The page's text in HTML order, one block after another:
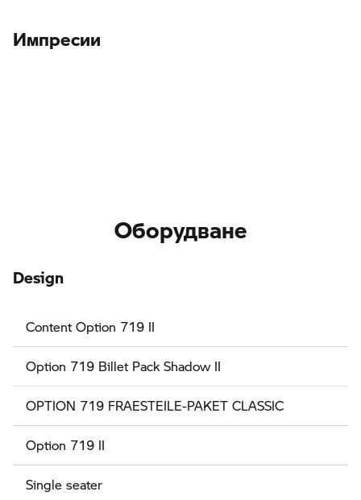
Импресии
Оборудване
Design
Content Option 719 II
Option 719 Billet Pack Shadow II
OPTION 719 FRAESTEILE-PAKET CLASSIC
Option 719 II
Single seater